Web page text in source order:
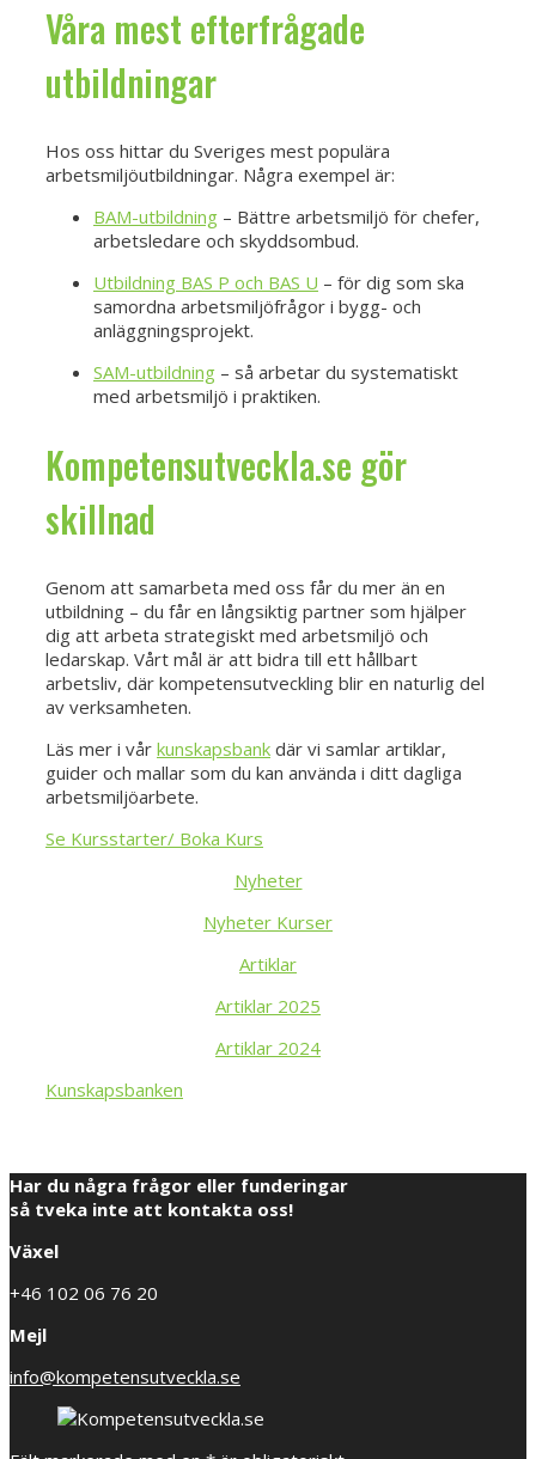
Våra mest efterfrågade
utbildningar
Hos oss hittar du Sveriges mest populära
arbetsmiljöutbildningar. Några exempel är:
BAM-utbildning – Bättre arbetsmiljö för chefer,
arbetsledare och skyddsombud.
Utbildning BAS P och BAS U – för dig som ska
samordna arbetsmiljöfrågor i bygg- och
anläggningsprojekt.
SAM-utbildning – så arbetar du systematiskt
med arbetsmiljö i praktiken.
Kompetensutveckla.se gör
skillnad
Genom att samarbeta med oss får du mer än en
utbildning – du får en långsiktig partner som hjälper
dig att arbeta strategiskt med arbetsmiljö och
ledarskap. Vårt mål är att bidra till ett hållbart
arbetsliv, där kompetensutveckling blir en naturlig del
av verksamheten.
Läs mer i vår kunskapsbank där vi samlar artiklar,
guider och mallar som du kan använda i ditt dagliga
arbetsmiljöarbete.
Se Kursstarter/ Boka Kurs
Nyheter
Nyheter Kurser
Artiklar
Artiklar 2025
Artiklar 2024
Kunskapsbanken
Har du några frågor eller funderingar
så tveka inte att kontakta oss!
Växel
+46 102 06 76 20
Mejl
info@kompetensutveckla.se